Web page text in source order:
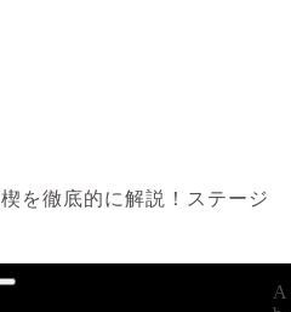
を徹底的に解説！ステージ
A